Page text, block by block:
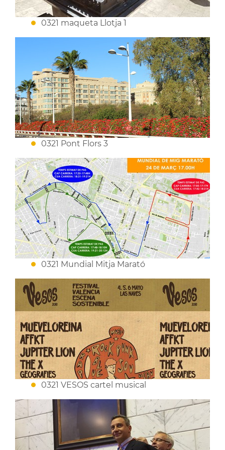
0321 maqueta Llotja 1
0321 Pont Flors 3
0321 Mundial Mitja Marató
0321 VESOS cartel musical